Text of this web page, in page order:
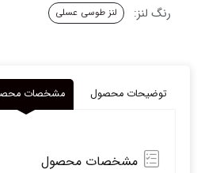
رنگ لنز: لنز طوسی عسلی
توضیحات محصول مشخصات محصول
مشخصات محصول